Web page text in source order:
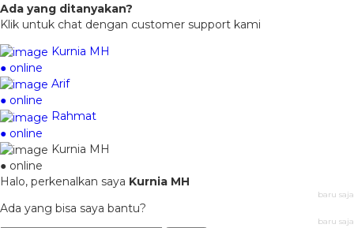
Ada yang ditanyakan?
Klik untuk chat dengan customer support kami
Kurnia MH
● online
Arif
● online
Rahmat
● online
Kurnia MH
● online
Halo, perkenalkan saya Kurnia MH
baru saja
Ada yang bisa saya bantu?
baru saja